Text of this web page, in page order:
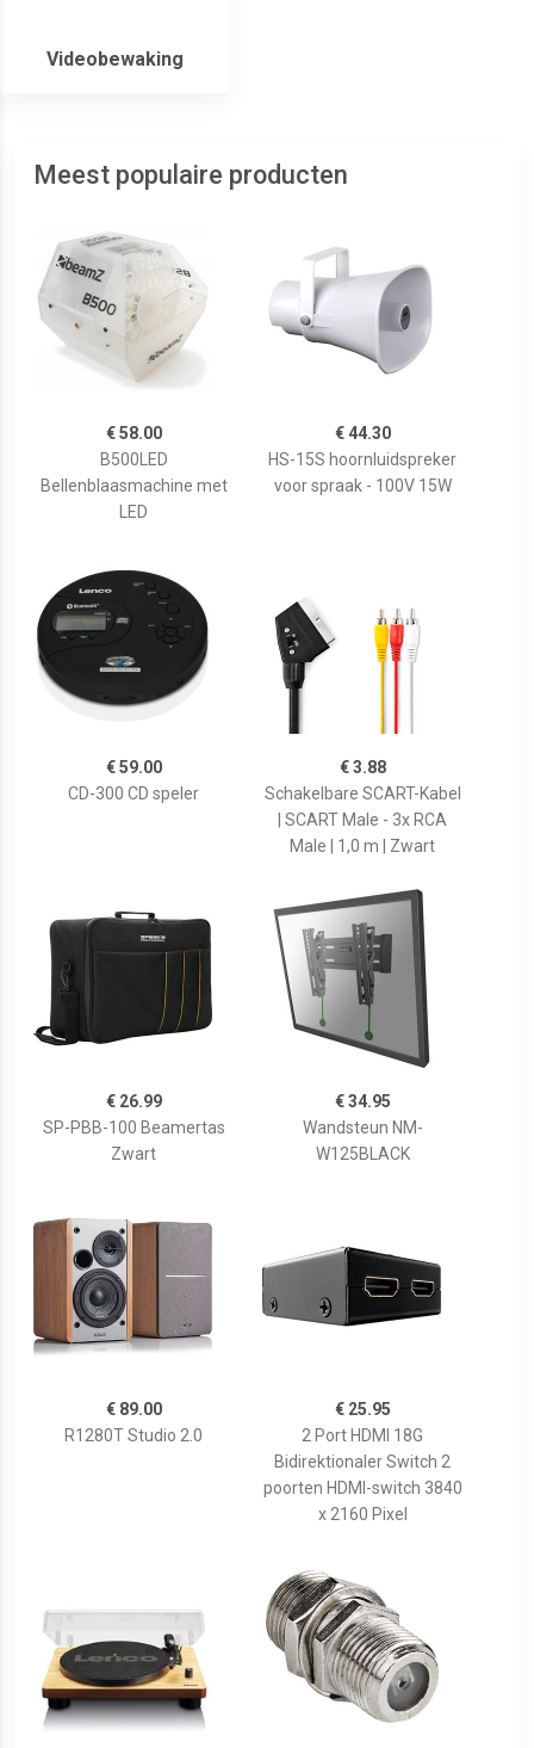
Videobewaking
Meest populaire producten
€ 58.00
B500LED
Bellenblaasmachine met
LED
€ 44.30
HS-15S hoornluidspreker
voor spraak - 100V 15W
€ 59.00
CD-300 CD speler
€ 3.88
Schakelbare SCART-Kabel
| SCART Male - 3x RCA
Male | 1,0 m | Zwart
€ 26.99
SP-PBB-100 Beamertas
Zwart
€ 34.95
Wandsteun NM-
W125BLACK
€ 89.00
R1280T Studio 2.0
€ 25.95
2 Port HDMI 18G
Bidirektionaler Switch 2
poorten HDMI-switch 3840
x 2160 Pixel